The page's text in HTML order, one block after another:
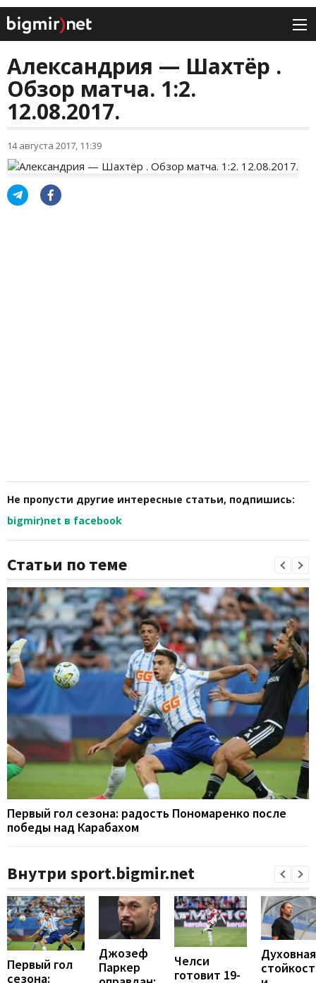
Александрия — Шахтёр .
Обзор матча. 1:2.
12.08.2017.
14 августа 2017, 11:39
Не пропусти другие интересные статьи, подпишись:
bigmir)net в facebook
Статьи по теме
Первый гол сезона: радость Пономаренко после
победы над Карабахом
Внутри sport.bigmir.net
Первый гол
сезона:
Джозеф
Паркер
Челси
готовит 19-
Духовная